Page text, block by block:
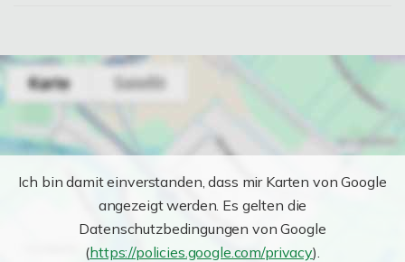
Ich bin damit einverstanden, dass mir Karten von Google
angezeigt werden. Es gelten die
Datenschutzbedingungen von Google
(https://policies.google.com/privacy).